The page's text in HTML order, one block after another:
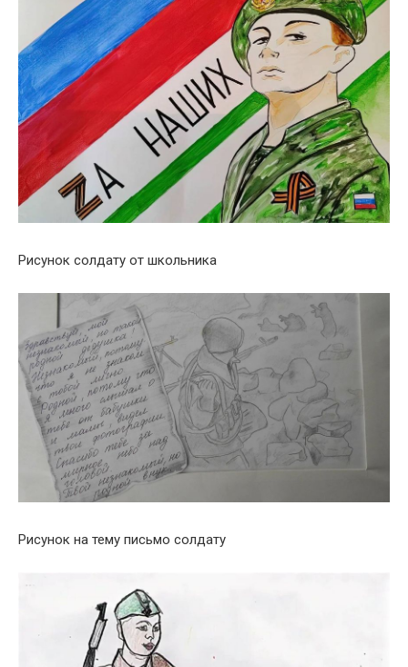
Рисунок солдату от школьника
Рисунок на тему письмо солдату